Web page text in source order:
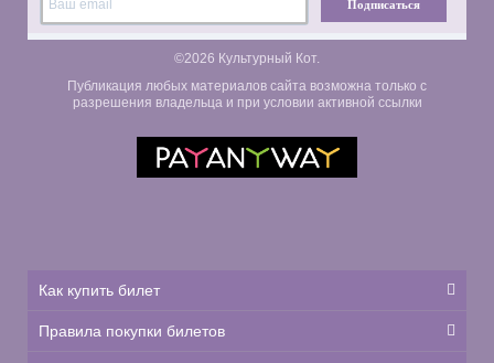
Подписаться
©2026 Культурный Кот.
Публикация любых материалов сайта возможна только с
разрешения владельца и при условии активной ссылки
Как купить билет
Правила покупки билетов